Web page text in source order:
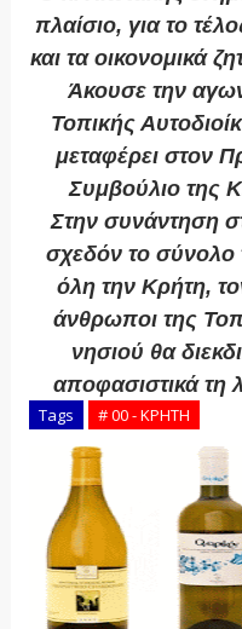
πλαίσιο, για το
και τα οικονομικά
Άκουσε την
Τοπικής
μεταφέρει στον
Συμβούλιο της
Στην συνάντηση
σχεδόν το
όλη την Κρήτη,
άνθρωποι της
νησιού θα
αποφασιστικά
Tags # 00 - ΚΡΗΤΗ